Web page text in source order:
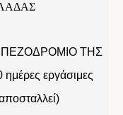
ΤΗΣ
εργάσιμες